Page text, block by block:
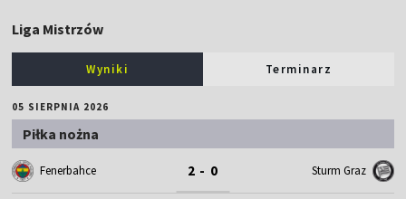
Liga Mistrzów
Wyniki Terminarz
05 SIERPNIA 2026
Piłka nożna
Fenerbahce 2 - 0 Sturm Graz